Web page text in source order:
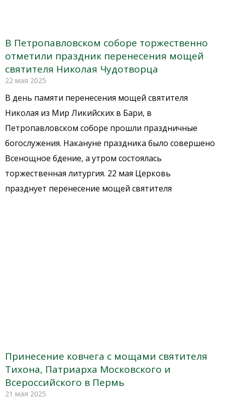
В Петропавловском соборе торжественно
отметили праздник перенесения мощей
святителя Николая Чудотворца
22 мая 2025
В день памяти перенесения мощей святителя
Николая из Мир Ликийских в Бари, в
Петропавловском соборе прошли праздничные
богослужения. Накануне праздника было совершено
Всенощное бдение, а утром состоялась
торжественная литургия. 22 мая Церковь
празднует перенесение мощей святителя
Принесение ковчега с мощами святителя
Тихона, Патриарха Московского и
Всероссийского в Пермь
21 мая 2025